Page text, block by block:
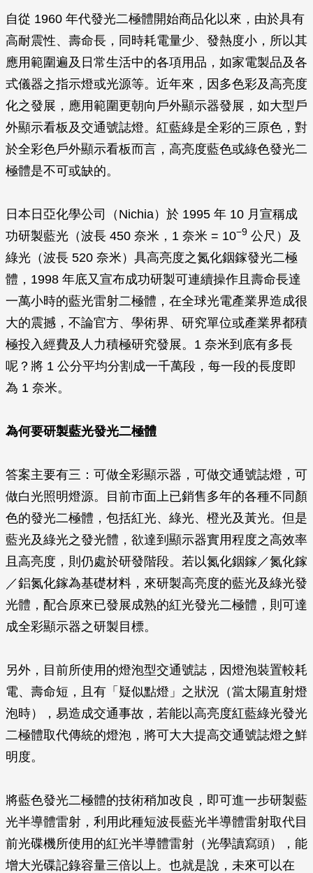
自從 1960 年代發光二極體開始商品化以來，由於具有
高耐震性、壽命長，同時耗電量少、發熱度小，所以其
應用範圍遍及日常生活中的各項用品，如家電製品及各
式儀器之指示燈或光源等。近年來，因多色彩及高亮度
化之發展，應用範圍更朝向戶外顯示器發展，如大型戶
外顯示看板及交通號誌燈。紅藍綠是全彩的三原色，對
於全彩色戶外顯示看板而言，高亮度藍色或綠色發光二
極體是不可或缺的。
日本日亞化學公司（Nichia）於 1995 年 10 月宣稱成
功研製藍光（波長 450 奈米，1 奈米 = 10−9 公尺）及
綠光（波長 520 奈米）具高亮度之氮化銦鎵發光二極
體，1998 年底又宣布成功研製可連續操作且壽命長達
一萬小時的藍光雷射二極體，在全球光電產業界造成很
大的震撼，不論官方、學術界、研究單位或產業界都積
極投入經費及人力積極研究發展。1 奈米到底有多長
呢？將 1 公分平均分割成一千萬段，每一段的長度即
為 1 奈米。
為何要研製藍光發光二極體
答案主要有三：可做全彩顯示器，可做交通號誌燈，可
做白光照明燈源。目前市面上已銷售多年的各種不同顏
色的發光二極體，包括紅光、綠光、橙光及黃光。但是
藍光及綠光之發光體，欲達到顯示器實用程度之高效率
且高亮度，則仍處於研發階段。若以氮化銦鎵／氮化鎵
／鋁氮化鎵為基礎材料，來研製高亮度的藍光及綠光發
光體，配合原來已發展成熟的紅光發光二極體，則可達
成全彩顯示器之研製目標。
另外，目前所使用的燈泡型交通號誌，因燈泡裝置較耗
電、壽命短，且有「疑似點燈」之狀況（當太陽直射燈
泡時），易造成交通事故，若能以高亮度紅藍綠光發光
二極體取代傳統的燈泡，將可大大提高交通號誌燈之鮮
明度。
將藍色發光二極體的技術稍加改良，即可進一步研製藍
光半導體雷射，利用此種短波長藍光半導體雷射取代目
前光碟機所使用的紅光半導體雷射（光學讀寫頭），能
增大光碟記錄容量三倍以上。也就是說，未來可以在